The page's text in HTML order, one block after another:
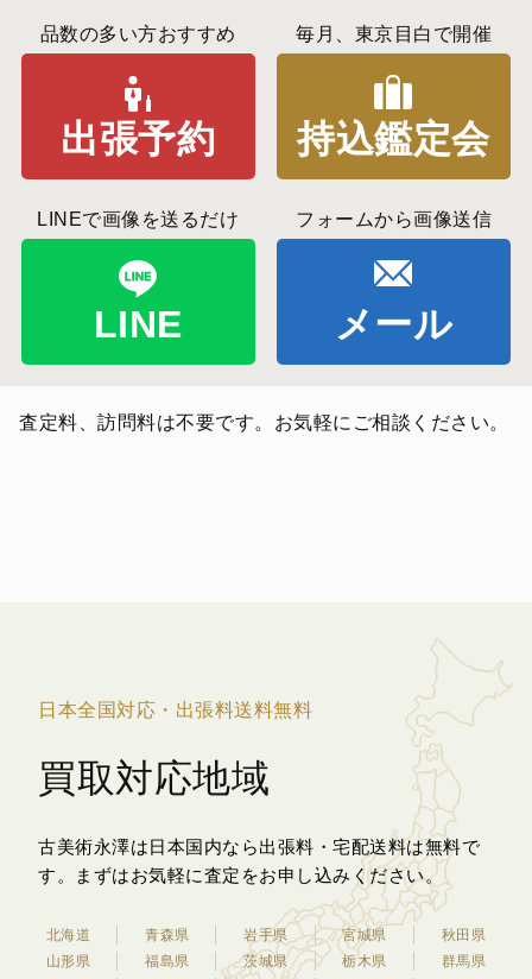
品数の多い方おすすめ
出張予約
毎月、東京目白で開催
持込鑑定会
LINEで画像を送るだけ
LINE
フォームから画像送信
メール
査定料、訪問料は不要です。お気軽にご相談ください。
日本全国対応・出張料送料無料
買取対応地域
古美術永澤は日本国内なら出張料・宅配送料は無料で
す。
まずはお気軽に査定をお申し込みください。
北海道 青森県 岩手県 宮城県
秋田県
山形県
福島県 茨城県 栃木県
群馬県